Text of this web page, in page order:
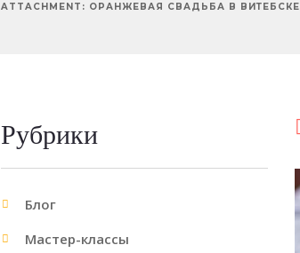
ATTACHMENT: ОРАНЖЕВАЯ СВАДЬБА В ВИТЕБСКЕ
Рубрики
Блог
Мастер-классы